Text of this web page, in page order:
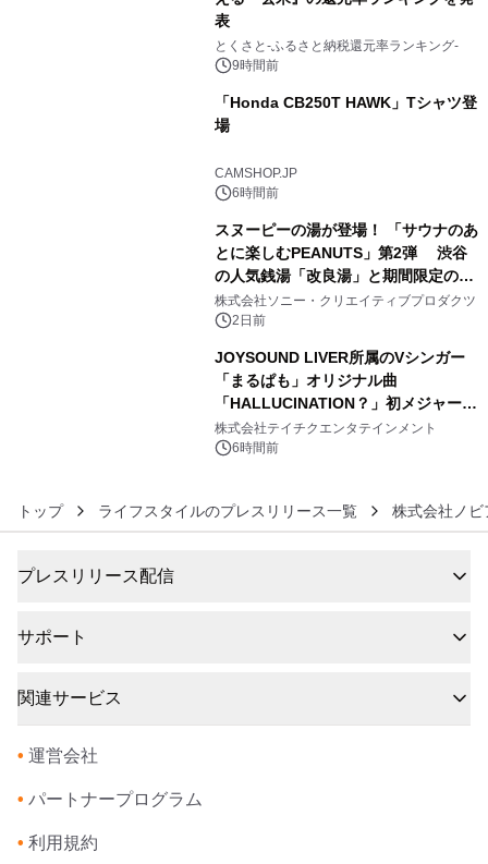
表
とくさと-ふるさと納税還元率ランキング-
9時間前
「Honda CB250T HAWK」Tシャツ登
場
CAMSHOP.JP
6時間前
スヌーピーの湯が登場！ 「サウナのあ
とに楽しむPEANUTS」第2弾 渋谷
の人気銭湯「改良湯」と期間限定のコ
ラボレーション サウナイキタイコラ
ボグッズも発売決定！
株式会社ソニー・クリエイティブプロダクツ
2日前
JOYSOUND LIVER所属のVシンガー
「まるぱも」オリジナル曲
「HALLUCINATION？」初メジャー配
信リリース決定！
株式会社テイチクエンタテインメント
6時間前
トップ ライフスタイルのプレスリリース一覧 株式会社ノビ
プレスリリース配信
サポート
関連サービス
• 運営会社
• パートナープログラム
• 利用規約